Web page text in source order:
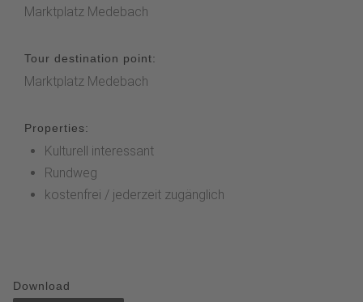
Marktplatz Medebach
Tour destination point:
Marktplatz Medebach
Properties:
Kulturell interessant
Rundweg
kostenfrei / jederzeit zugänglich
Download